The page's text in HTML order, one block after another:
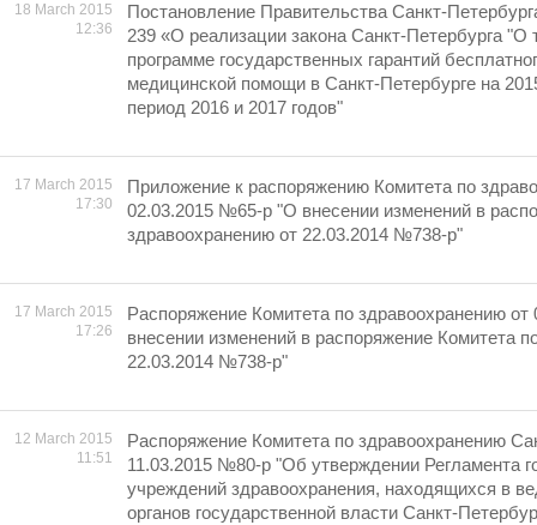
18 March 2015
12:36
Постановление Правительства Санкт-
239 «О реализации закона Санкт-Петербурга "О
программе государственных гарантий
медицинской помощи в Санкт-Петербурге на
период 2016 и 2017 годов"
17 March 2015
17:30
Приложение к распоряжению Комитета по
02.03.2015 №65-р "О внесении изменений в
здравоохранению от 22.03.2014 №738-р"
17 March 2015
17:26
Распоряжение Комитета по здравоохранению
внесении изменений в распоряжение Комитета
22.03.2014 №738-р"
12 March 2015
11:51
Распоряжение Комитета по здравоохранению
11.03.2015 №80-р "Об утверждении Регламента
учреждений здравоохранения, находящихся в
органов государственной власти Санкт-